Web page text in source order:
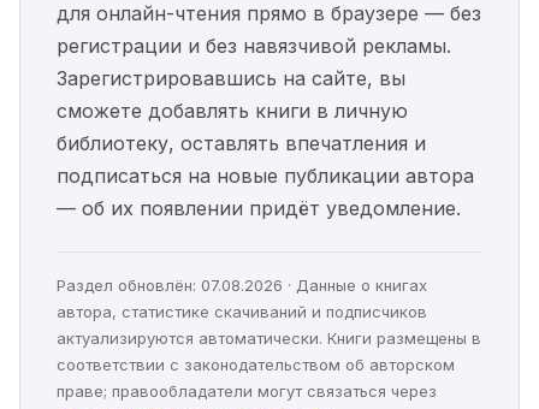
для онлайн-чтения прямо в браузере — без
регистрации и без навязчивой рекламы.
Зарегистрировавшись на сайте, вы
сможете добавлять книги в личную
библиотеку, оставлять впечатления и
подписаться на новые публикации автора
— об их появлении придёт уведомление.
Раздел обновлён: 07.08.2026 · Данные о книгах
автора, статистике скачиваний и подписчиков
актуализируются автоматически. Книги размещены в
соответствии с законодательством об авторском
праве; правообладатели могут связаться через